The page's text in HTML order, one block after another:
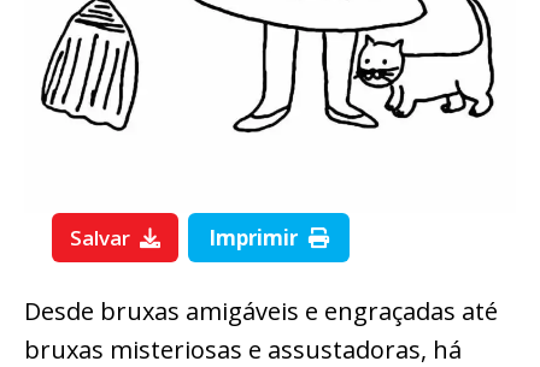
Salvar Imprimir
Desde bruxas amigáveis e engraçadas até
bruxas misteriosas e assustadoras, há